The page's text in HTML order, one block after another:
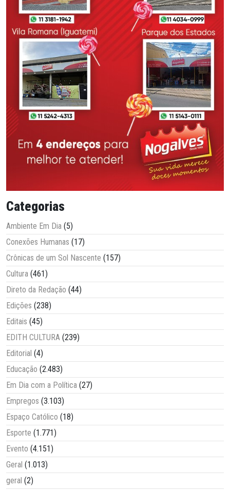
Categorias
Ambiente Em Dia (5)
Conexões Humanas (17)
Crônicas de um Sol Nascente (157)
Cultura (461)
Direto da Redação (44)
Edições (238)
Editais (45)
EDITH CULTURA (239)
Editorial (4)
Educação (2.483)
Em Dia com a Política (27)
Empregos (3.103)
Espaço Católico (18)
Esporte (1.771)
Evento (4.151)
Geral (1.013)
geral (2)